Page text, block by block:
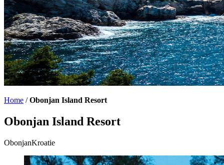
Home /Obonjan Island Resort
Obonjan Island Resort
ObonjanKroatie